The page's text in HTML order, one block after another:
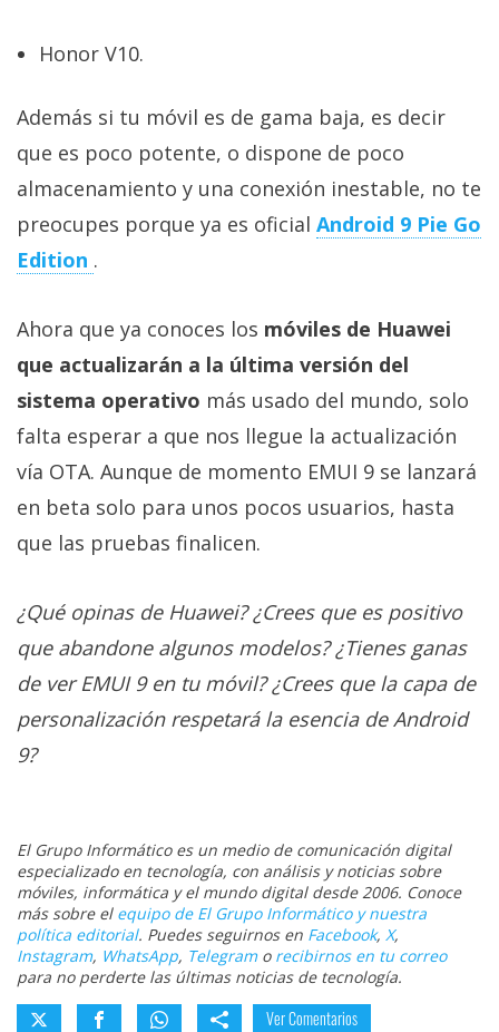
Honor V10.
Además si tu móvil es de gama baja, es decir
que es poco potente, o dispone de poco
almacenamiento y una conexión inestable, no te
preocupes porque ya es oficial Android 9 Pie Go
Edition .
Ahora que ya conoces los móviles de Huawei
que actualizarán a la última versión del
sistema operativo más usado del mundo, solo
falta esperar a que nos llegue la actualización
vía OTA. Aunque de momento EMUI 9 se lanzará
en beta solo para unos pocos usuarios, hasta
que las pruebas finalicen.
¿Qué opinas de Huawei? ¿Crees que es positivo
que abandone algunos modelos? ¿Tienes ganas
de ver EMUI 9 en tu móvil? ¿Crees que la capa de
personalización respetará la esencia de Android
9?
El Grupo Informático es un medio de comunicación digital
especializado en tecnología, con análisis y noticias sobre
móviles, informática y el mundo digital desde 2006. Conoce
más sobre el equipo de El Grupo Informático y nuestra
política editorial. Puedes seguirnos en Facebook, X,
Instagram, WhatsApp, Telegramo recibirnos en tu correo
para no perderte las últimas noticias de tecnología.
Ver Comentarios